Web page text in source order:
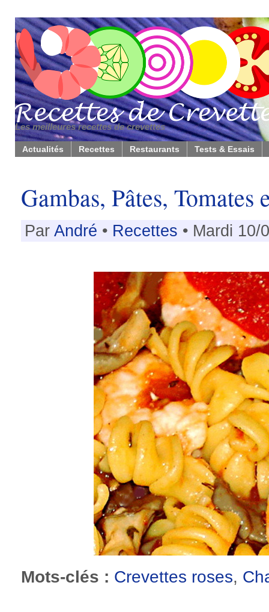
Les meilleures recettes de crevettes
Actualités Recettes Restaurants Tests & Essais
Gambas, Pâtes, Tomates
Par André • Recettes • Mardi 10/
Mots-clés : Crevettes roses,